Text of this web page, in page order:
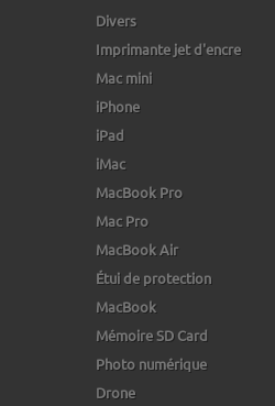
Divers
Imprimante jet d'encre
Mac mini
iPhone
iPad
iMac
MacBook Pro
Mac Pro
MacBook Air
Étui de protection
MacBook
Mémoire SD Card
Photo numérique
Drone